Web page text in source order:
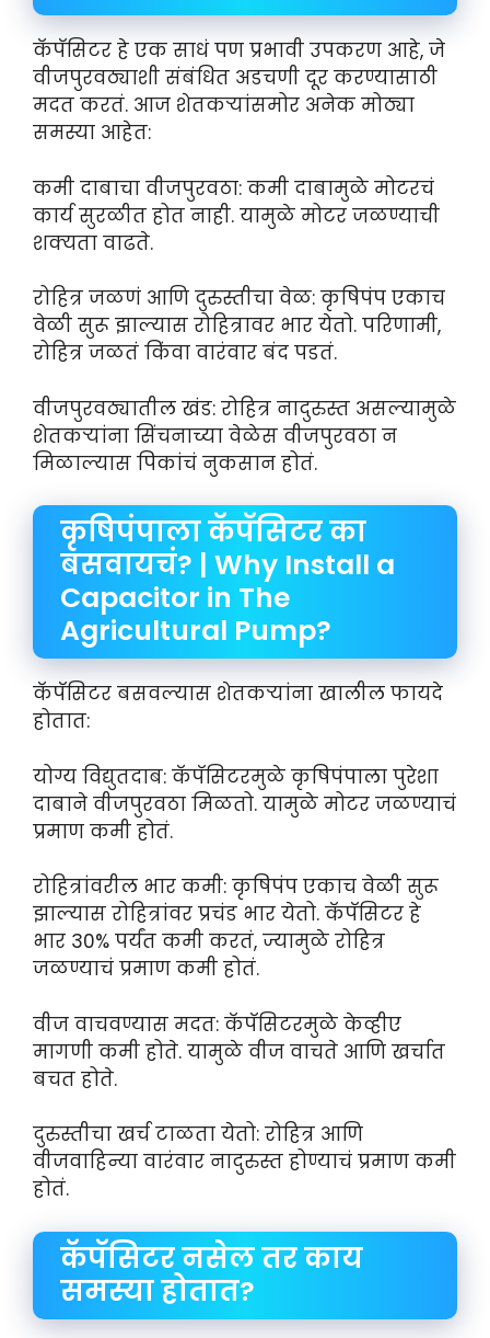
कॅपॅसिटर हे एक साधं पण प्रभावी उपकरण आहे, जे
वीजपुरवठ्याशी संबंधित अडचणी दूर करण्यासाठी
मदत करतं. आज शेतकऱ्यांसमोर अनेक मोठ्या
समस्या आहेत:
कमी दाबाचा वीजपुरवठा: कमी दाबामुळे मोटरचं
कार्य सुरळीत होत नाही. यामुळे मोटर जळण्याची
शक्यता वाढते.
रोहित्र जळणं आणि दुरुस्तीचा वेळ: कृषिपंप एकाच
वेळी सुरू झाल्यास रोहित्रावर भार येतो. परिणामी,
रोहित्र जळतं किंवा वारंवार बंद पडतं.
वीजपुरवठ्यातील खंड: रोहित्र नादुरुस्त असल्यामुळे
शेतकऱ्यांना सिंचनाच्या वेळेस वीजपुरवठा न
मिळाल्यास पिकांचं नुकसान होतं.
कृषिपंपाला कॅपॅसिटर का
बसवायचं? | Why Install a
Capacitor in The
Agricultural Pump?
कॅपॅसिटर बसवल्यास शेतकऱ्यांना खालील फायदे
होतात:
योग्य विद्युतदाब: कॅपॅसिटरमुळे कृषिपंपाला पुरेशा
दाबाने वीजपुरवठा मिळतो. यामुळे मोटर जळण्याचं
प्रमाण कमी होतं.
रोहित्रांवरील भार कमी: कृषिपंप एकाच वेळी सुरू
झाल्यास रोहित्रांवर प्रचंड भार येतो. कॅपॅसिटर हे
भार 30% पर्यंत कमी करतं, ज्यामुळे रोहित्र
जळण्याचं प्रमाण कमी होतं.
वीज वाचवण्यास मदत: कॅपॅसिटरमुळे केव्हीए
मागणी कमी होते. यामुळे वीज वाचते आणि खर्चात
बचत होते.
दुरुस्तीचा खर्च टाळता येतो: रोहित्र आणि
वीजवाहिन्या वारंवार नादुरुस्त होण्याचं प्रमाण कमी
होतं.
कॅपॅसिटर नसेल तर काय
समस्या होतात?